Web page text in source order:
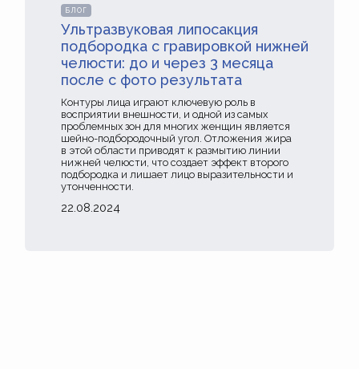
БЛОГ
Ультразвуковая липосакция
подбородка с гравировкой нижней
челюсти: до и через 3 месяца
после с фото результата
Контуры лица играют ключевую роль в
восприятии внешности, и одной из самых
проблемных зон для многих женщин является
шейно-подбородочный угол. Отложения жира
в этой области приводят к размытию линии
нижней челюсти, что создает эффект второго
подбородка и лишает лицо выразительности и
утонченности.
22.08.2024